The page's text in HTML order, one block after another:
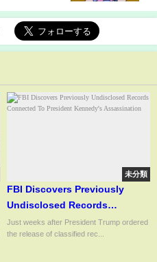
未分類
FBI Discovers Previously
Undisclosed Records
Connected To President
Kennedy's Assassination
Just weeks after President Trump ordered
the release of classified rec...